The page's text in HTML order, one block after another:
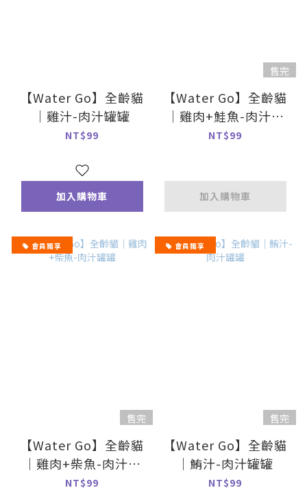
【Water Go】全齡貓
｜雞汁-肉汁罐罐
NT$99
加入購物車
售完
【Water Go】全齡貓
｜雞肉+鮭魚-肉汁罐
罐
NT$99
加入購物車
會員獨享
售完
【Water Go】全齡貓
｜雞肉+柴魚-肉汁罐
罐
NT$99
會員獨享
售完
【Water Go】全齡貓
｜鮪汁-肉汁罐罐
NT$99